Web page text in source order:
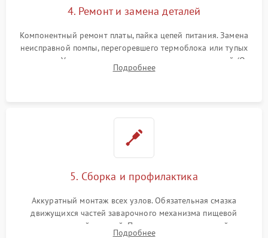
4. Ремонт и замена деталей
Компонентный ремонт платы, пайка цепей питания. Замена
неисправной помпы, перегоревшего термоблока или тупых
жерновов. Установка новых силиконовых уплотнителей (O-
ring) и тефлоновых трубок для надежного устранения
Подробнее
5. Сборка и профилактика
Аккуратный монтаж всех узлов. Обязательная смазка
движущихся частей заварочного механизма пищевой
силиконовой смазкой. Проведение программной
Подробнее